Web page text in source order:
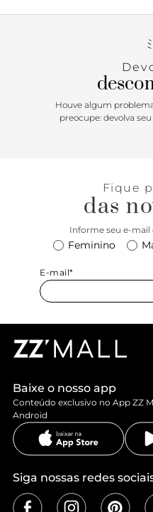
Houve algum
preocupe: devolva
Fique
das
Informe seu e-mail
Feminino
E-mail*
Baixe o nosso app
Conteúdo exclusivo no App ZZ
Android
Siga nossas redes